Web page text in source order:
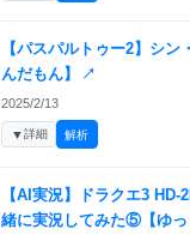
【パスパルトゥー2】シ
んだもん】
↗
2025/2/13
▼詳細 解析
【AI実況】ドラクエ3
緒に実況してみた⑤【ゆっ